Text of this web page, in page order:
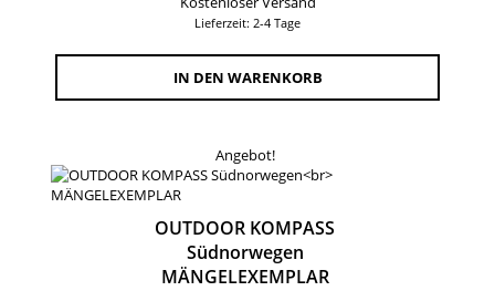
Lieferzeit: 2-4 Tage
IN DEN WARENKORB
Angebot!
OUTDOOR KOMPASS
Südnorwegen
MÄNGELEXEMPLAR